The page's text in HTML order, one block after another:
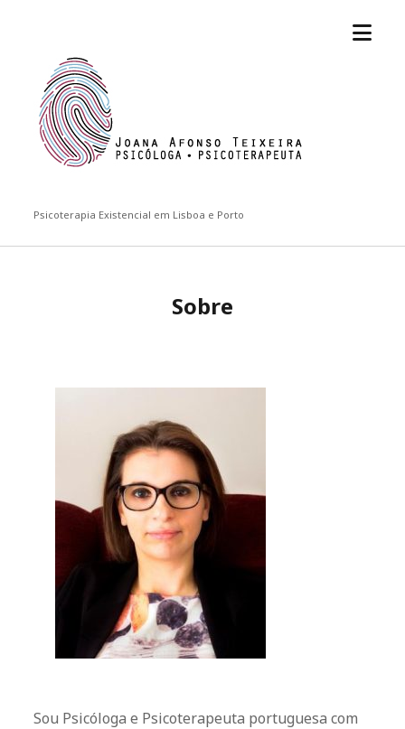
Afonso
Teixeira
Psicoterapia Existencial em Lisboa e Porto
open
Sobre
Sou Psicóloga e Psicoterapeuta portuguesa com